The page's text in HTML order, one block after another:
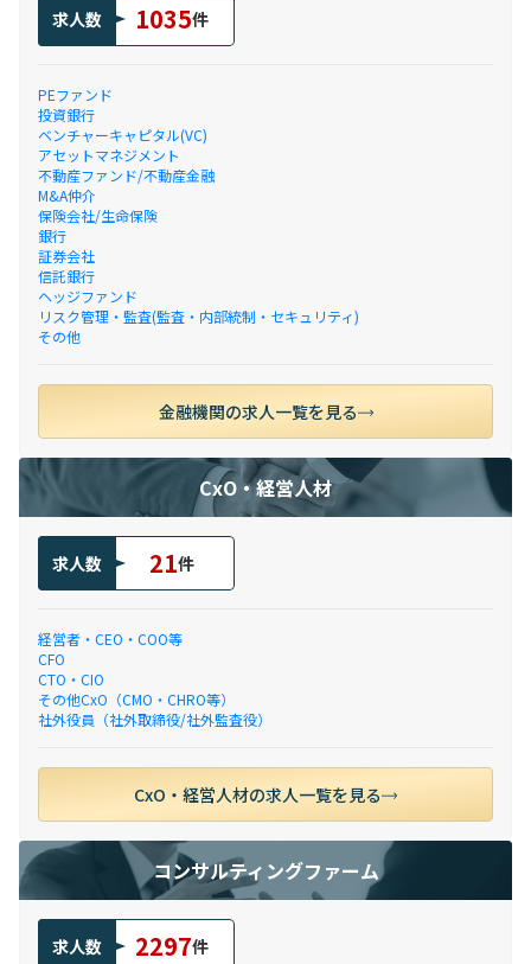
求人数 1035件
PEファンド
投資銀行
ベンチャーキャピタル(VC)
アセットマネジメント
不動産ファンド/不動産金融
M&A仲介
保険会社/生命保険
銀行
証券会社
信託銀行
ヘッジファンド
リスク管理・監査(監査・内部統制・セキュリティ)
その他
金融機関の求人一覧を見る
CxO・経営人材
求人数 21件
経営者・CEO・COO等
CFO
CTO・CIO
その他CxO（CMO・CHRO等）
社外役員（社外取締役/社外監査役）
CxO・経営人材の求人一覧を見る
コンサルティングファーム
求人数 2297件